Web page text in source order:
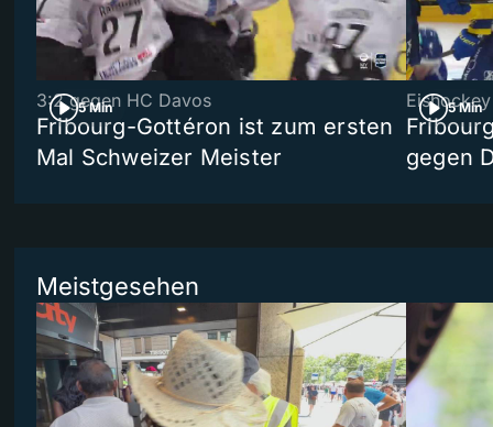
5 Min
3:2 gegen HC Davos
Fribourg-Gottéron ist zum ersten
Mal Schweizer Meister
5 Min
Eishockey
gegen
Meistgesehen